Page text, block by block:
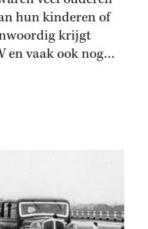
hun kinderen of
krijgt
en vaak ook nog
zo constateert
bankiers. Dit